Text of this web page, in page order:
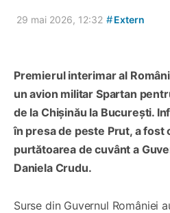
29 mai 2026, 12:32 #Extern
Premierul interimar al
un avion militar Spartan
de la Chișinău la București.
în presa de peste Prut, a fost
purtătoarea de cuvânt a
Daniela Crudu.
Surse din Guvernul României